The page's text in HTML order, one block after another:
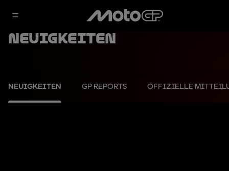
Neuigkeiten
NEUIGKEITEN GP REPORTS OFFIZIELLE